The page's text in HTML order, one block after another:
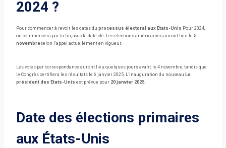
2024 ?
Pour commencer à revoir les dates du processus électoral aux États-Unis Pour 2024,
on commencera par la fin, avec la date clé. Les élections américaines auront lieu le 5
novembreselon l’appel actuellement en vigueur.
Les votes par correspondance auront lieu quelques jours avant, le 4 novembre, tandis que
le Congrès certifiera les résultats le 6 janvier 2025. L’inauguration du nouveau Le
président des Etats-Unis est prévue pour 20 janvier 2025.
Date des élections primaires
aux États-Unis